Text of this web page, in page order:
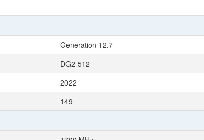
Generation 12.7
DG2-512
2022
149